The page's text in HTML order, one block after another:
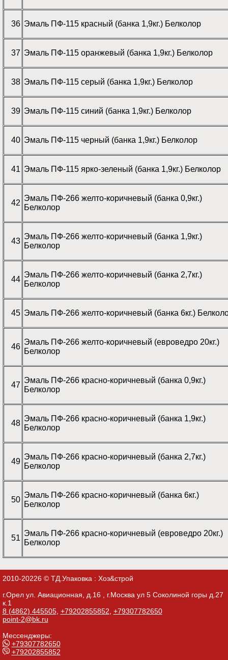
36 Эмаль ПФ-115 красный (банка 1,9кг.) Белколор
37 Эмаль ПФ-115 оранжевый (банка 1,9кг.) Белколор
38 Эмаль ПФ-115 серый (банка 1,9кг.) Белколор
39 Эмаль ПФ-115 синий (банка 1,9кг.) Белколор
40 Эмаль ПФ-115 черный (банка 1,9кг.) Белколор
41 Эмаль ПФ-115 ярко-зеленый (банка 1,9кг.) Белколор
42
Эмаль ПФ-266 желто-коричневый (банка 0,9кг.)
Белколор
43
Эмаль ПФ-266 желто-коричневый (банка 1,9кг.)
Белколор
44
Эмаль ПФ-266 желто-коричневый (банка 2,7кг.)
Белколор
45 Эмаль ПФ-266 желто-коричневый (банка 6кг.)
46
Эмаль ПФ-266 желто-коричневый (евроведро 20кг.)
Белколор
47
Эмаль ПФ-266 красно-коричневый (банка 0,9кг.)
Белколор
48
Эмаль ПФ-266 красно-коричневый (банка 1,9кг.)
Белколор
49
Эмаль ПФ-266 красно-коричневый (банка 2,7кг.)
Белколор
50
Эмаль ПФ-266 красно-коричневый (банка 6кг.)
Белколор
51
Эмаль ПФ-266 красно-коричневый (евроведро 20кг.)
Белколор
2010-20226 © ТД.Упаковка : Хоз&строй
г.Орел ул. Авиационная, д.16 , г.Москва ул 5 Соколиной горы д.27
к.1
8 (4862) 445505, +79202855852, +79307782650
point-2@bk.ru
Мессенджеры:
+79307782650
+79202855852